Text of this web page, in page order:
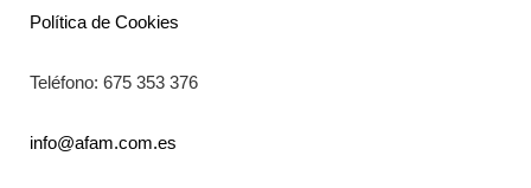
Política de Cookies
Teléfono: 675 353 376
info@afam.com.es